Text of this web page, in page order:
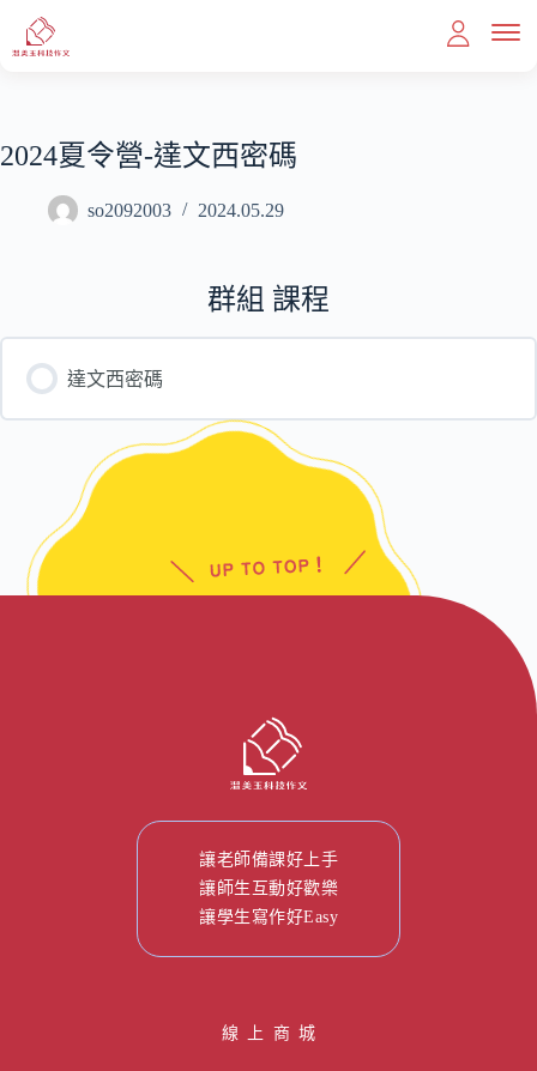
滿分作文
加盟資訊
線上商城
2024夏令營-達文西密碼
so2092003 2024.05.29
群組 課程
達文西密碼
讓老師備課好上手
讓師生互動好歡樂
讓學生寫作好Easy
線 上 商 城